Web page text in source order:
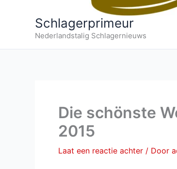
Schlagerprimeur
Nederlandstalig Schlagernieuws
Die schönste
2015
Laat een reactie achter / Door